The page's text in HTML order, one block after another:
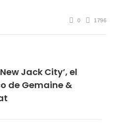
0 1796
Jack City’, el
de Gemaine &